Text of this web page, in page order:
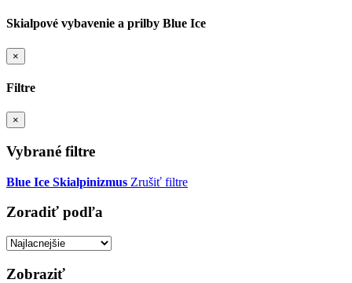
Skialpové vybavenie a prilby Blue Ice
×
Filtre
×
Vybrané filtre
Blue Ice Skialpinizmus Zrušiť filtre
Zoradiť podľa
Zobraziť